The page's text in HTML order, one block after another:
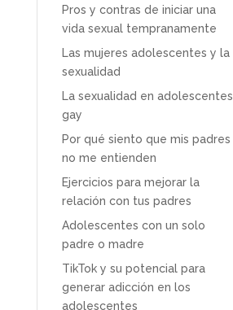
Pros y contras de iniciar una
vida sexual tempranamente
Las mujeres adolescentes y la
sexualidad
La sexualidad en adolescentes
gay
Por qué siento que mis padres
no me entienden
Ejercicios para mejorar la
relación con tus padres
Adolescentes con un solo
padre o madre
TikTok y su potencial para
generar adicción en los
adolescentes